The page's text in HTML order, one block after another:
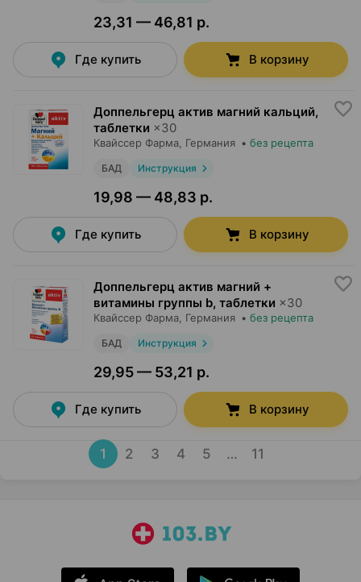
23,31 — 46,81 р.
Где купить В корзину
Доппельгерц актив магний кальций,
таблетки ×30
Квайссер Фарма , Германия • без рецепта
БАД Инструкция
19,98 — 48,83 р.
Где купить В корзину
Доппельгерц актив магний +
витамины группы b, таблетки ×30
Квайссер Фарма , Германия • без рецепта
БАД Инструкция
29,95 — 53,21 р.
Где купить В корзину
1 2 3 4 5 … 11